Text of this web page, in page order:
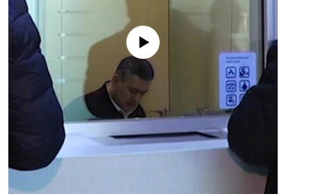
No media source currently available